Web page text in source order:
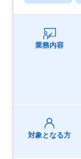
業務内容
対象となる方